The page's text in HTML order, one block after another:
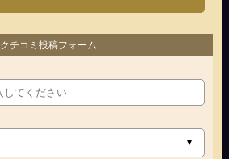
クチコミ投稿フォーム